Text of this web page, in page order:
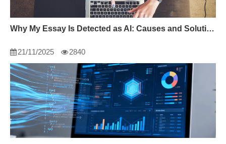
Why My Essay Is Detected as AI: Causes and Solutions
21/11/2025 2840